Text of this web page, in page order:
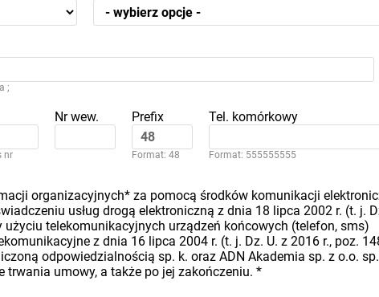
;
nr
Nr wew. Prefix
Format: 48
Tel. komórkowy
Format: 555555555
organizacyjnych* za pomocą środków komunikacji
usług drogą elektroniczną z dnia 18 lipca 2002 r. (t. j.
użyciu telekomunikacyjnych urządzeń końcowych (telefon, sms)
z dnia 16 lipca 2004 r. (t. j. Dz. U. z 2016 r., poz.
odpowiedzialnością sp. k. oraz ADN Akademia sp. z o.o.
trwania umowy, a także po jej zakończeniu. *